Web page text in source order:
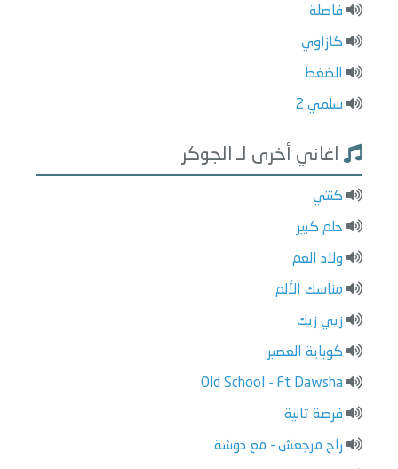
فاصلة
كازاوي
الضغط
سلمي 2
اغاني أخرى لـ الجوكر
كنتي
حلم كبير
ولاد العم
مناسك الألم
زيي زيك
كوباية العصير
Old School - Ft Dawsha
فرصة تانية
راح مرجعش - مع دوشة